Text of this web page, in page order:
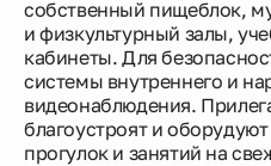
собственный пищеблок,
и физкультурный залы,
кабинеты. Для
системы внутреннего и
видеонаблюдения.
благоустроят и
прогулок и занятий на